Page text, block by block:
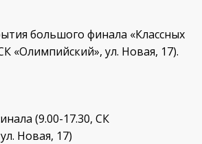
большого финала «Классных
«Олимпийский», ул. Новая, 17).
(9.00-17.30, СК
Новая, 17)